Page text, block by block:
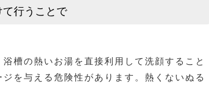
行うことで
スキンケアをひたすら続けて行うことで
槽の熱いお湯を直接利用して洗顔すること
を与える危険性があります。熱くないぬる